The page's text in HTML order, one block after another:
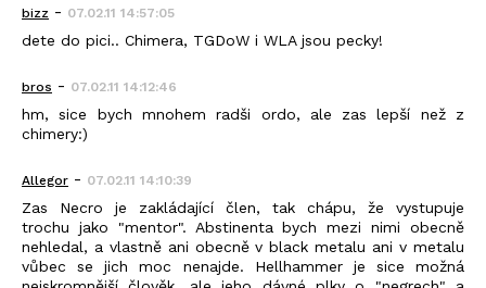
bizz - 07.02.11 14:57:05
dete do pici.. Chimera, TGDoW i WLA jsou pecky!
bros - 07.02.11 14:12:46
hm, sice bych mnohem radši ordo, ale zas lepší než z
chimery:)
Allegor - 07.02.11 14:10:39
Zas Necro je zakládající člen, tak chápu, že vystupuje
trochu jako "mentor". Abstinenta bych mezi nimi obecně
nehledal, a vlastně ani obecně v black metalu ani v metalu
vůbec se jich moc nenajde. Hellhammer je sice možná